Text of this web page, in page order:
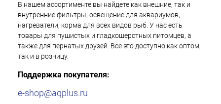
В нашем ассортименте вы найдете как внешние, так и
внутренние фильтры, освещение для аквариумов,
нагреватели, корма для всех видов рыб. У нас есть
товары для пушистых и гладкошерстных питомцев, а
также для пернатых друзей. Все это доступно как оптом,
так и в розницу.
Поддержка покупателя:
e-shop@aqplus.ru